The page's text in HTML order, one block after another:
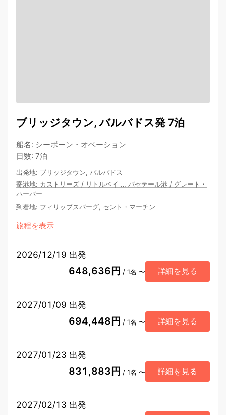
ブリッジタウン, バルバドス発 7泊
船名: シーボーン・オベーション
日数: 7泊
出発地: ブリッジタウン, バルバドス
寄港地: カストリーズ / リトルベイ … バセテール港 / グレート・
ハーバー
到着地: フィリップスバーグ, セント・マーチン
旅程を表示
2026/12/19 出発
648,636円 / 1名 〜 詳細を見る
2027/01/09 出発
694,448円 / 1名 〜 詳細を見る
2027/01/23 出発
831,883円 / 1名 〜 詳細を見る
2027/02/13 出発